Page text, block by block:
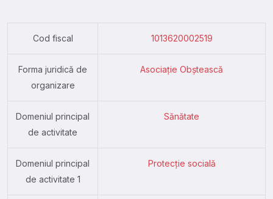
Cod fiscal 1013620002519
Forma juridică de
organizare
Asociație Obștească
Domeniul principal
de activitate
Sănătate
Domeniul principal
de activitate 1
Protecție socială